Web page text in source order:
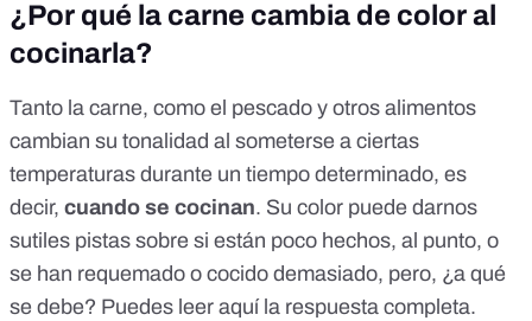
¿Por qué la carne cambia de color al
cocinarla?
Tanto la carne, como el pescado y otros alimentos
cambian su tonalidad al someterse a ciertas
temperaturas durante un tiempo determinado, es
decir, cuando se cocinan. Su color puede darnos
sutiles pistas sobre si están poco hechos, al punto, o
se han requemado o cocido demasiado, pero, ¿a qué
se debe? Puedes leer aquíla respuesta completa.